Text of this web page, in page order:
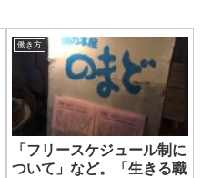
働き方
「フリースケジュール制に
ついて」など。「生きる職